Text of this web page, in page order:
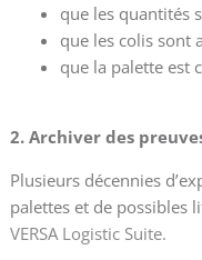
que les quantités
que les colis sont
que la palette est
2. Archiver des
Plusieurs décennies
palettes et de possibles
VERSA Logistic Suite.